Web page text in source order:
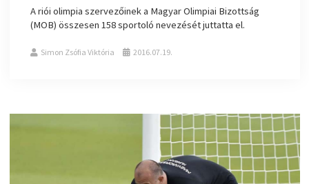
A riói olimpia szervezőinek a Magyar Olimpiai Bizottság
(MOB) összesen 158 sportoló nevezését juttatta el.
Simon Zsófia Viktória 2016.07.19.